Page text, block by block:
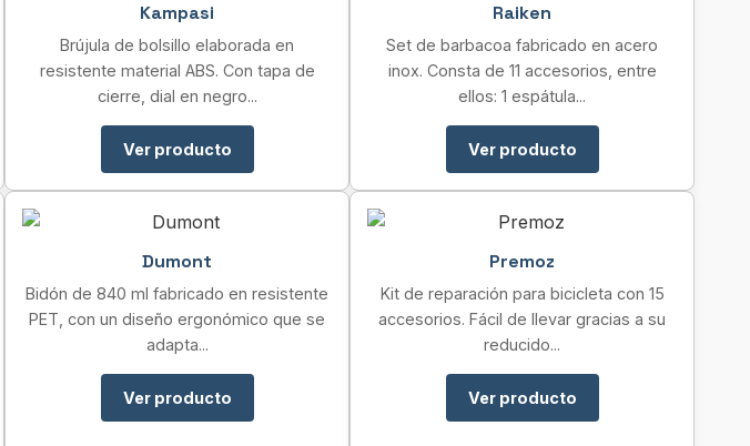
Kampasi
Brújula de bolsillo elaborada en
resistente material ABS. Con tapa de
cierre, dial en negro...
Ver producto
Raiken
Set de barbacoa fabricado en acero
inox. Consta de 11 accesorios, entre
ellos: 1 espátula...
Ver producto
Dumont
Bidón de 840 ml fabricado en resistente
PET, con un diseño ergonómico que se
adapta...
Ver producto
Premoz
Kit de reparación para bicicleta con 15
accesorios. Fácil de llevar gracias a su
reducido...
Ver producto